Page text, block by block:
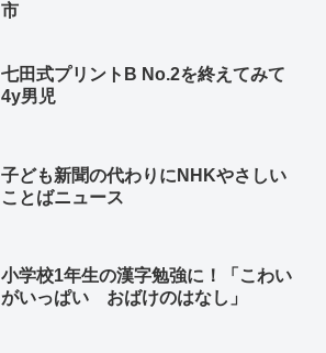
市
七田式プリントB No.2を終えてみて
4y男児
子ども新聞の代わりにNHKやさしい
ことばニュース
小学校1年生の漢字勉強に！「こわい
がいっぱい おばけのはなし」